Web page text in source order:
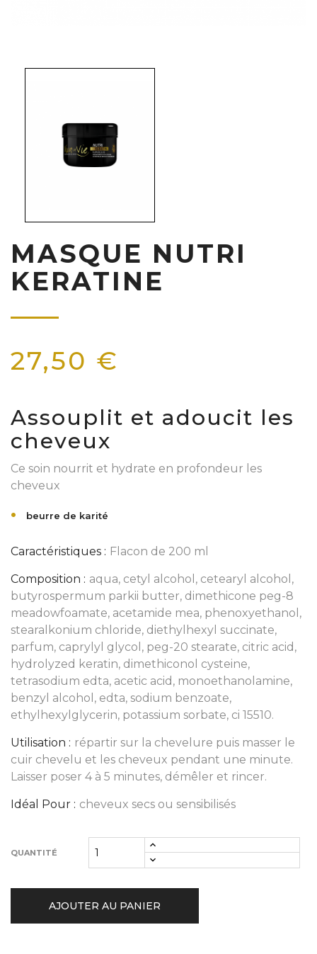
MASQUE NUTRI
KERATINE
27,50 €
Assouplit et adoucit les
cheveux
Ce soin nourrit et hydrate en profondeur les
cheveux
beurre de karité
Caractéristiques : Flacon de 200 ml
Composition : aqua, cetyl alcohol, cetearyl alcohol,
butyrospermum parkii butter, dimethicone peg-8
meadowfoamate, acetamide mea, phenoxyethanol,
stearalkonium chloride, diethylhexyl succinate,
parfum, caprylyl glycol, peg-20 stearate, citric acid,
hydrolyzed keratin, dimethiconol cysteine,
tetrasodium edta, acetic acid, monoethanolamine,
benzyl alcohol, edta, sodium benzoate,
ethylhexylglycerin, potassium sorbate, ci 15510.
Utilisation : répartir sur la chevelure puis masser le
cuir chevelu et les cheveux pendant une minute.
Laisser poser 4 à 5 minutes, démêler et rincer.
Idéal Pour : cheveux secs ou sensibilisés
QUANTITÉ
AJOUTER AU PANIER